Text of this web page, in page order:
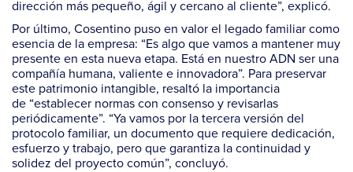
dirección más pequeño, ágil y cercano al cliente”, explicó.
Por último, Cosentino puso en valor el legado familiar como
esencia de la empresa: “Es algo que vamos a mantener muy
presente en esta nueva etapa. Está en nuestro ADN ser una
compañía humana, valiente e innovadora”. Para preservar
este patrimonio intangible, resaltó la importancia
de “establecer normas con consenso y revisarlas
periódicamente”. “Ya vamos por la tercera versión del
protocolo familiar, un documento que requiere dedicación,
esfuerzo y trabajo, pero que garantiza la continuidad y
solidez del proyecto común”, concluyó.